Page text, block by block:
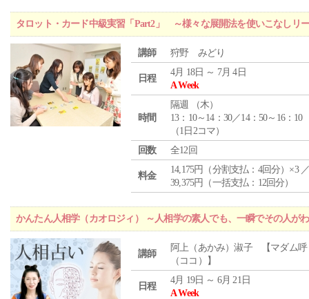
タロット・カード中級実習「Part2」 ～様々な展開法を使いこなしリ
講師 狩野 みどり
日程
4月 18日 ～ 7月 4日
A Week
時間
隔週 （木）
13：10～14：30／14：50～16：10
（1日2コマ）
回数
全12回
料金
14,175円（分割支払：4回分）×3
39,375円（一括支払：12回分）
かんたん人相学（カオロジィ） ～人相学の素人でも、一瞬でその人が
講師
阿上（あかみ）淑子 【マダム呼
（ココ）】
日程
4月 19日 ～ 6月 21日
A Week